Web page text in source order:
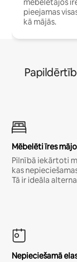
mēbelētajos
pieejamas
kā mājās.
Mēbelēti īres
Pilnībā iekārtoti
kas
Tā ir ideāla
Nepieciešamā